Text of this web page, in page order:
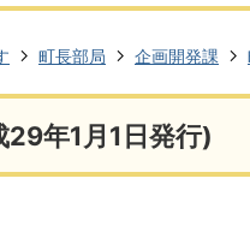
町長部局 企画開発課
年1月1日発行)